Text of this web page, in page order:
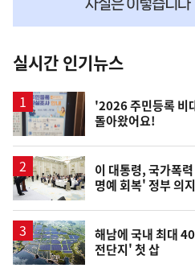
뉴
스
실시간 인기뉴스
'2026 주민등록 비
돌아왔어요!
이 대통령, 국가폭
명예 회복' 정부 의
해남에 국내 최대
전단지' 첫 삽